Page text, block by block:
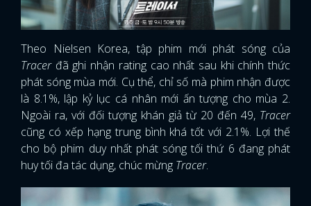
Theo Nielsen Korea, tập phim mới phát sóng của
Tracerđã ghi nhận rating cao nhất sau khi chính thức
phát sóng mùa mới. Cụ thể, chỉ số mà phim nhận được
là 8.1%, lập kỷ lục cá nhân mới ấn tượng cho mùa 2.
Ngoài ra, với đối tượng khán giả từ 20 đến 49, Tracer
cũng có xếp hạng trung bình khá tốt với 2.1%. Lợi thế
cho bộ phim duy nhất phát sóng tối thứ 6 đang phát
huy tối đa tác dụng, chúc mừng Tracer.